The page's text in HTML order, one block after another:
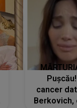
cancer
Berkovich,